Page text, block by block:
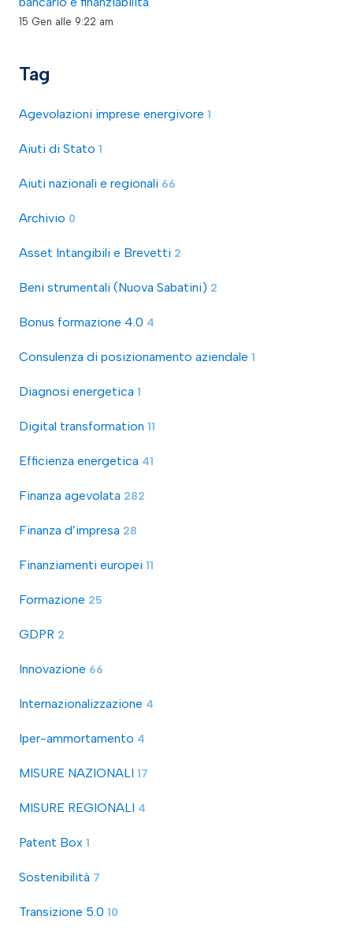
15 Gen alle 9:22 am
Tag
Agevolazioni imprese energivore 1
Aiuti di Stato 1
Aiuti nazionali e regionali 66
Archivio 0
Asset Intangibili e Brevetti 2
Beni strumentali (Nuova Sabatini) 2
Bonus formazione 4.0 4
Consulenza di posizionamento aziendale 1
Diagnosi energetica 1
Digital transformation 11
Efficienza energetica 41
Finanza agevolata 282
Finanza d’impresa 28
Finanziamenti europei 11
Formazione 25
GDPR 2
Innovazione 66
Internazionalizzazione 4
Iper-ammortamento 4
MISURE NAZIONALI 17
MISURE REGIONALI 4
Patent Box 1
Sostenibilità 7
Transizione 5.0 10